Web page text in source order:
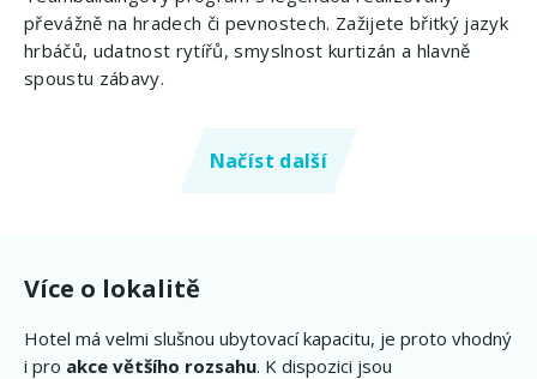
převážně na hradech či pevnostech. Zažijete břitký jazyk
hrbáčů, udatnost rytířů, smyslnost kurtizán a hlavně
spoustu zábavy.
Načíst další
Více o lokalitě
Hotel má velmi slušnou ubytovací kapacitu, je proto vhodný
i pro akce většího rozsahu. K dispozici jsou